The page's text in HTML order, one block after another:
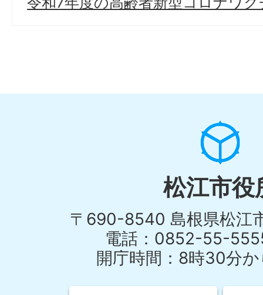
松江市役
〒690-8540 島根県松江
電話：0852-55-
開庁時間：8時30分か